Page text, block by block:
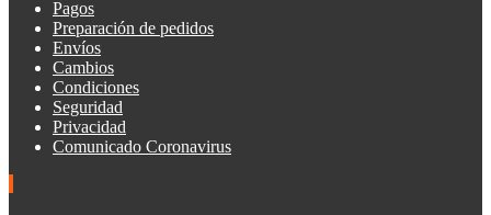
Pagos
Preparación de pedidos
Envíos
Cambios
Condiciones
Seguridad
Privacidad
Comunicado Coronavirus